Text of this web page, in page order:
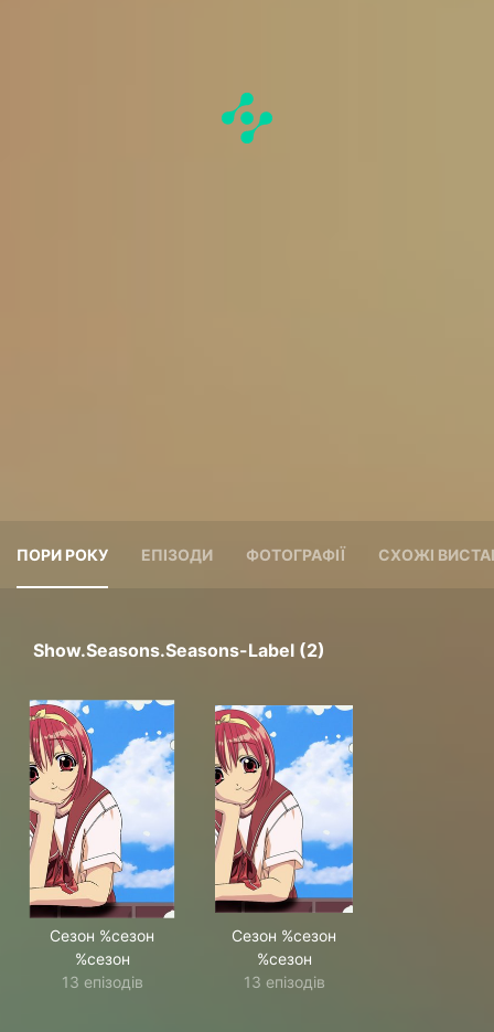
ПОРИ РОКУ ЕПІЗОДИ ФОТОГРАФІЇ СХОЖІ
Show.seasons.seasons-Label (2)
Сезон %сезон
%сезон
13 епізодів
Сезон %сезон
%сезон
13 епізодів